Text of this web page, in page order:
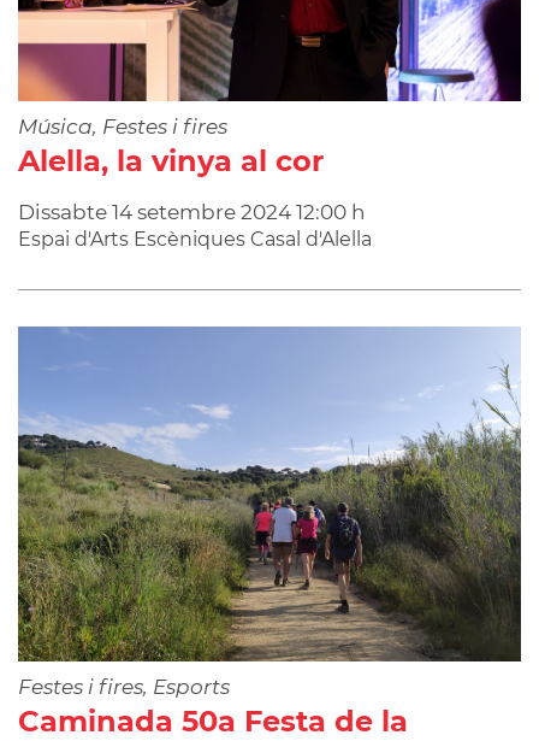
Música, Festes i fires
Alella, la vinya al cor
Dissabte 14 setembre 2024 12:00 h
Espai d'Arts Escèniques Casal d'Alella
Festes i fires, Esports
Caminada 50a Festa de la